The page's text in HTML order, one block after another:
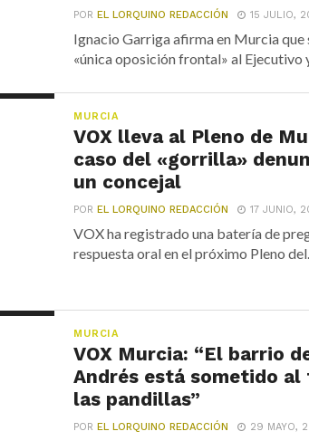
POREL LORQUINO REDACCIÓN 15 JULIO,
Ignacio Garriga afirma en Murcia que
«única oposición frontal» al Ejecutivo
MURCIA
VOX lleva al Pleno de
caso del «gorrilla»
un concejal
POREL LORQUINO REDACCIÓN 17 JUNIO,
VOX ha registrado una batería de
respuesta oral en el próximo Pleno
MURCIA
VOX Murcia: “El barrio
Andrés está sometido
las pandillas”
POREL LORQUINO REDACCIÓN 29 MAYO,